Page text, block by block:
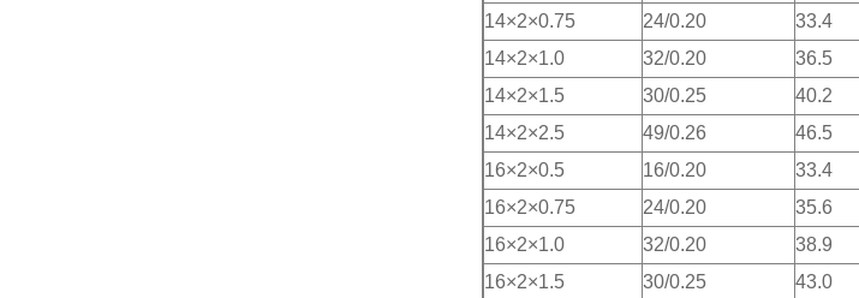
14×2×0.75
24/0.20 33.4
14×2×1.0
32/0.20 36.5
14×2×1.5
30/0.25 40.2
14×2×2.5
49/0.26 46.5
16×2×0.5
16/0.20 33.4
16×2×0.75
24/0.20 35.6
16×2×1.0
32/0.20 38.9
16×2×1.5
30/0.25 43.0